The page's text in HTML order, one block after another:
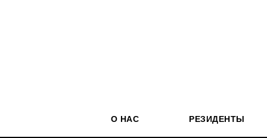
О НАС РЕЗИДЕНТЫ